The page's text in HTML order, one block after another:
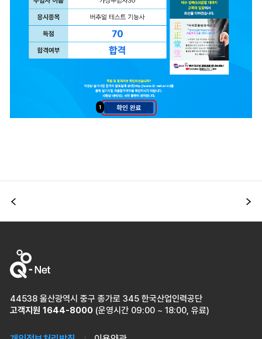
이전
44538 울산광역시 중구 종가로 345 한국산업인력공단
고객지원 1644-8000 (운영시간 09:00 ~ 18:00, 유료)